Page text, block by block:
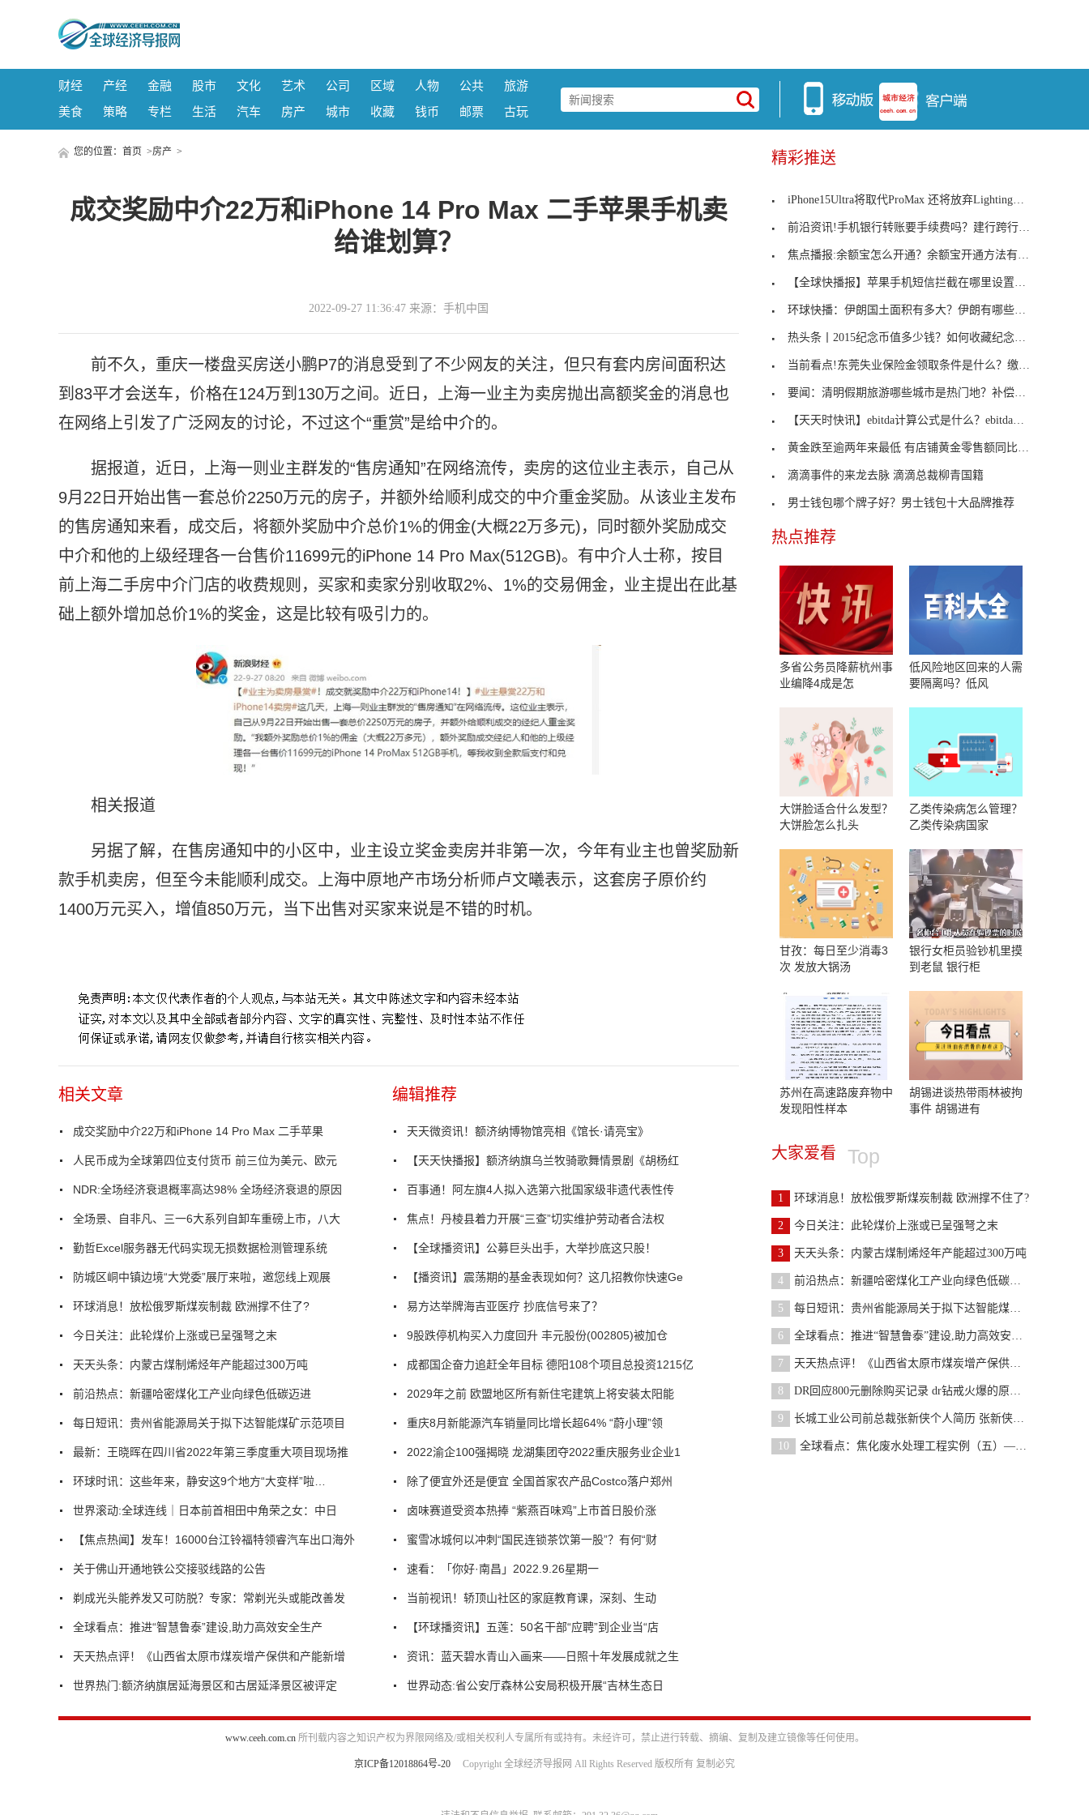
财经 产经 金融 股市 文化 艺术 公司 区域 人物 公共
旅游
美食
策略 专栏 生活 汽车 房产 城市 收藏 钱币 邮票 古玩
您的位置： 首页 >房产 >
成交奖励中介22万和iPhone 14 Pro Max 二手苹果手机卖
给谁划算？
2022-09-27 11:36:47 来源：手机中国
前不久，重庆一楼盘买房送小鹏P7的消息受到了不少网友的关注，但只有套内房间面积达
到83平才会送车，价格在124万到130万之间。近日，上海一业主为卖房抛出高额奖金的消息也
在网络上引发了广泛网友的讨论，不过这个“重赏”是给中介的。
据报道，近日，上海一则业主群发的“售房通知”在网络流传，卖房的这位业主表示，自己从
9月22日开始出售一套总价2250万元的房子，并额外给顺利成交的中介重金奖励。从该业主发布
的售房通知来看，成交后，将额外奖励中介总价1%的佣金(大概22万多元)，同时额外奖励成交
中介和他的上级经理各一台售价11699元的iPhone 14 Pro Max(512GB)。有中介人士称，按目
前上海二手房中介门店的收费规则，买家和卖家分别收取2%、1%的交易佣金，业主提出在此基
础上额外增加总价1%的奖金，这是比较有吸引力的。
相关报道
另据了解，在售房通知中的小区中，业主设立奖金卖房并非第一次，今年有业主也曾奖励新
款手机卖房，但至今未能顺利成交。上海中原地产市场分析师卢文曦表示，这套房子原价约
1400万元买入，增值850万元，当下出售对买家来说是不错的时机。
相关文章
成交奖励中介22万和iPhone 14 Pro Max 二手苹果
人民币成为全球第四位支付货币 前三位为美元、欧元
NDR:全场经济衰退概率高达98% 全场经济衰退的原因
全场景、自非凡、三一6大系列自卸车重磅上市，八大
勤哲Excel服务器无代码实现无损数据检测管理系统
防城区峒中镇边境“大党委”展厅来啦，邀您线上观展
环球消息！放松俄罗斯煤炭制裁 欧洲撑不住了?
今日关注：此轮煤价上涨或已呈强弩之末
天天头条：内蒙古煤制烯烃年产能超过300万吨
前沿热点：新疆哈密煤化工产业向绿色低碳迈进
每日短讯：贵州省能源局关于拟下达智能煤矿示范项目
最新：王晓晖在四川省2022年第三季度重大项目现场推
环球时讯：这些年来，静安这9个地方“大变样”啦…
世界滚动:全球连线｜日本前首相田中角荣之女：中日
【焦点热闻】发车！16000台江铃福特领睿汽车出口海外
关于佛山开通地铁公交接驳线路的公告
剃成光头能养发又可防脱？专家：常剃光头或能改善发
全球看点：推进“智慧鲁泰”建设,助力高效安全生产
天天热点评！《山西省太原市煤炭增产保供和产能新增
世界热门:额济纳旗居延海景区和古居延泽景区被评定
编辑推荐
天天微资讯！额济纳博物馆亮相《馆长·请亮宝》
【天天快播报】额济纳旗乌兰牧骑歌舞情景剧《胡杨红
百事通！阿左旗4人拟入选第六批国家级非遗代表性传
焦点！丹棱县着力开展“三查”切实维护劳动者合法权
【全球播资讯】公募巨头出手，大举抄底这只股！
【播资讯】震荡期的基金表现如何？这几招教你快速Ge
易方达举牌海吉亚医疗 抄底信号来了？
9股跌停机构买入力度回升 丰元股份(002805)被加仓
成都国企奋力追赶全年目标 德阳108个项目总投资1215亿
2029年之前 欧盟地区所有新住宅建筑上将安装太阳能
重庆8月新能源汽车销量同比增长超64% “蔚小理”领
2022渝企100强揭晓 龙湖集团夺2022重庆服务业企业1
除了便宜外还是便宜 全国首家农产品Costco落户郑州
卤味赛道受资本热捧 “紫燕百味鸡”上市首日股价涨
蜜雪冰城何以冲刺“国民连锁茶饮第一股”？有何“财
速看：「你好·南昌」2022.9.26星期一
当前视讯！轿顶山社区的家庭教育课，深刻、生动
【环球播资讯】五莲：50名干部“应聘”到企业当“店
资讯：蓝天碧水青山入画来——日照十年发展成就之生
世界动态:省公安厅森林公安局积极开展“吉林生态日
精彩推送
iPhone15Ultra将取代ProMax 还将放弃Lighting接口
前沿资讯!手机银行转账要手续费吗？建行跨行转账手
焦点播报:余额宝怎么开通？余额宝开通方法有哪些？
【全球快播报】苹果手机短信拦截在哪里设置？如何拒
环球快播：伊朗国土面积有多大？伊朗有哪些特点？
热头条丨2015纪念币值多少钱？如何收藏纪念币才值钱
当前看点!东莞失业保险金领取条件是什么？缴费标准
要闻：清明假期旅游哪些城市是热门地？补偿式旅游到
【天天时快讯】ebitda计算公式是什么？ebitda怎么计算？
黄金跌至逾两年来最低 有店铺黄金零售额同比增长近
滴滴事件的来龙去脉 滴滴总裁柳青国籍
男士钱包哪个牌子好？男士钱包十大品牌推荐
热点推荐
多省公务员降薪杭州事
业编降4成是怎
低风险地区回来的人需
要隔离吗？低风
大饼脸适合什么发型？
大饼脸怎么扎头
乙类传染病怎么管理？
乙类传染病国家
甘孜：每日至少消毒3
次 发放大锅汤
银行女柜员验钞机里摸
到老鼠 银行柜
苏州在高速路废弃物中
发现阳性样本
胡锡进谈热带雨林被拘
事件 胡锡进有
大家爱看 Top
1 环球消息！放松俄罗斯煤炭制裁 欧洲撑不住了?
2 今日关注：此轮煤价上涨或已呈强弩之末
3 天天头条：内蒙古煤制烯烃年产能超过300万吨
4 前沿热点：新疆哈密煤化工产业向绿色低碳迈进
5 每日短讯：贵州省能源局关于拟下达智能煤矿示范项目
6 全球看点：推进“智慧鲁泰”建设,助力高效安全生产
7 天天热点评！《山西省太原市煤炭增产保供和产能新增
8 DR回应800元删除购买记录 dr钻戒火爆的原因是什么？
9 长城工业公司前总裁张新侠个人简历 张新侠是什么人
10 全球看点：焦化废水处理工程实例（五）——A/A/O+MB
www.ceeh.com.cn所刊载内容之知识产权为界限网络及/或相关权利人专属所有或持有。未经许可，禁止进行转载、摘编、复制及建立镜像等任何使用。
京ICP备12018864号-20 Copyright 全球经济导报网 All Rights Reserved 版权所有 复制必究